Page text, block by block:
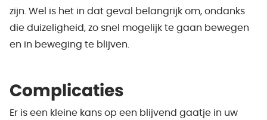
zijn. Wel is het in dat geval belangrijk om, ondanks
die duizeligheid, zo snel mogelijk te gaan bewegen
en in beweging te blijven.
Complicaties
Er is een kleine kans op een blijvend gaatje in uw